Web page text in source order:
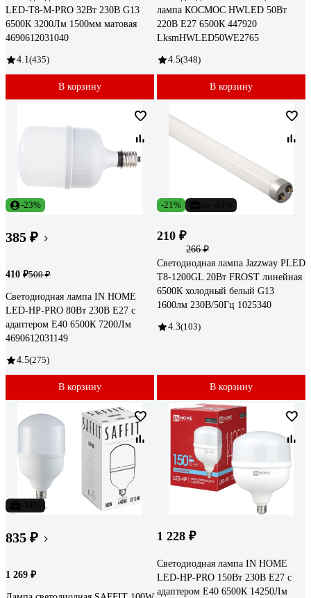
LED-T8-М-PRO 32Вт 230В G13
6500К 3200Лм 1500мм матовая
4690612031040
4.1 (435)
В корзину
лампа КОСМОС HWLED 50Вт
220В E27 6500К 447920
LksmHWLED50WE2765
4.5(348)
В корзину
-23%
385 ₽
410 ₽500 ₽
Светодиодная лампа IN HOME
LED-HP-PRO 80Вт 230В E27 с
адаптером Е40 6500К 7200Лм
4690612031149
4.5(275)
В корзину
-21%
210 ₽
266 ₽
Светодиодная лампа Jazzway PLED
T8-1200GL 20Вт FROST линейная
6500К холодный белый G13
1600лм 230В/50Гц 1025340
4.3(103)
В корзину
835 ₽
1 269 ₽
1 228 ₽
Светодиодная лампа IN HOME
LED-HP-PRO 150Вт 230В E27 с
адаптером Е40 6500К 14250Лм